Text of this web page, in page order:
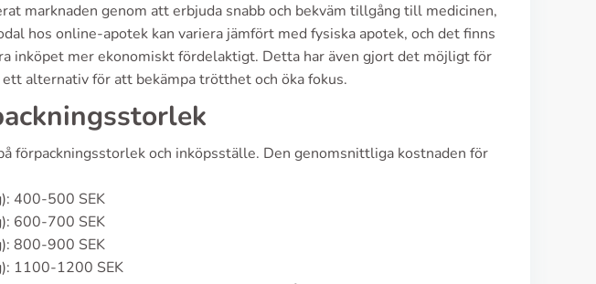
marknaden genom att erbjuda snabb och bekväm tillgång till medicinen,
hos online-apotek kan variera jämfört med fysiska apotek, och det finns
inköpet mer ekonomiskt fördelaktigt. Detta har även gjort det möjligt för
alternativ för att bekämpa trötthet och öka fokus.
förpackningsstorlek och inköpsställe. Den genomsnittliga kostnaden för
400-500 SEK
600-700 SEK
800-900 SEK
1100-1200 SEK